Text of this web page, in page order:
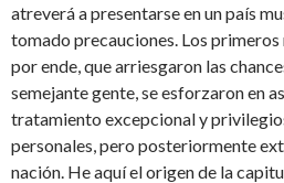
atreverá a presentarse en un país
tomado precauciones. Los primeros
por ende, que arriesgaron las
semejante gente, se esforzaron en
tratamiento excepcional y
personales, pero posteriormente
nación. He aquí el origen de la